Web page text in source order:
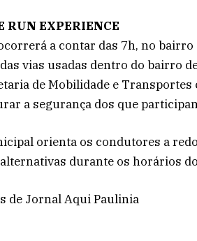
RUN EXPERIENCE
a contar das 7h, no
vias usadas dentro do bairro
de Mobilidade e
a segurança dos que
orienta os condutores a
durante os horários
de Jornal Aqui Paulinia